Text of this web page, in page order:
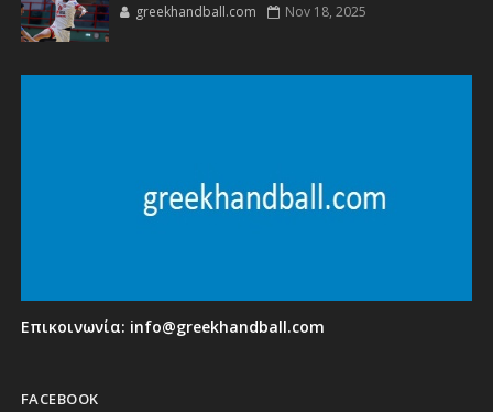
greekhandball.com Nov 18, 2025
Επικοινωνία: info@greekhandball.com
FACEBOOK